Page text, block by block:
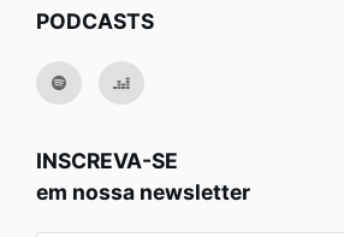
PODCASTS
INSCREVA-SE
em nossa newsletter